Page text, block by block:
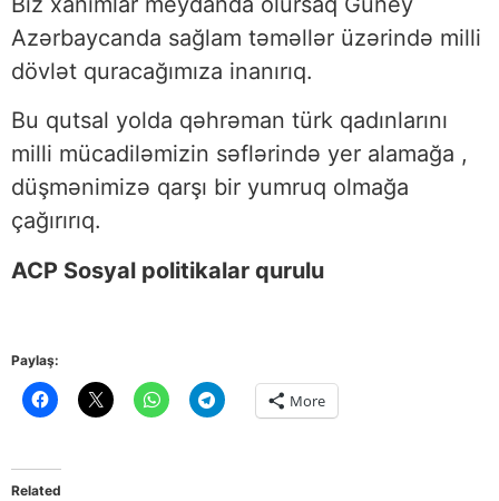
Azərbaycanda sağlam təməllər üzərində milli
dövlət quracağımıza inanırıq.
Bu qutsal yolda qəhrəman türk qadınlarını
milli mücadiləmizin səflərində yer alamağa ,
düşmənimizə qarşı bir yumruq olmağa
çağırırıq.
ACP Sosyal politikalar qurulu
Paylaş:
More
Related